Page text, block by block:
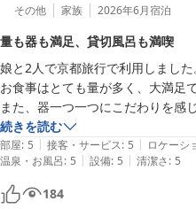
選びいただき、光栄に存じます
これからも皆様に快適で思い出
スタッフ一同努めてまいります。
また京都へお越しの際は、ぜひ
この度は誠にありがとうござい
京都の宿　ぎをんの月
スタッフ一同
2026-07-20
その他 家族 2026年6月宿泊
量も器も満足、貸切風呂も満喫
娘と2人で京都旅行で利用しました
お食事はとても量が多く、大満足で
また、器一つ一つにこだわりを感
他のお客さんと全然遭遇すること
かったです。
ただ、どうしても祇園の夜は外か
生には怖かったようです。
続きを読む
部屋: 5 | 接客・サービス: 5 | ロケーシ
温泉・お風呂: 5 | 設備: 5 | 清潔さ: 5
184